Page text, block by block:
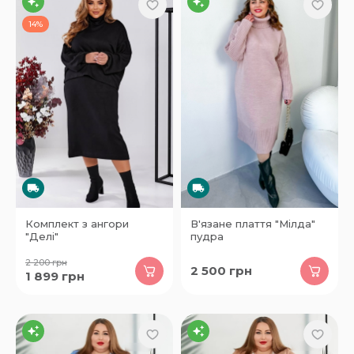
14%
Комплект з ангори
"Делі"
2 200грн
1 899 грн
В'язане плаття "Мілда"
пудра
2 500 грн